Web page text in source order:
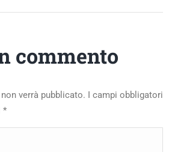
commento
verrà pubblicato. I campi obbligatori
*